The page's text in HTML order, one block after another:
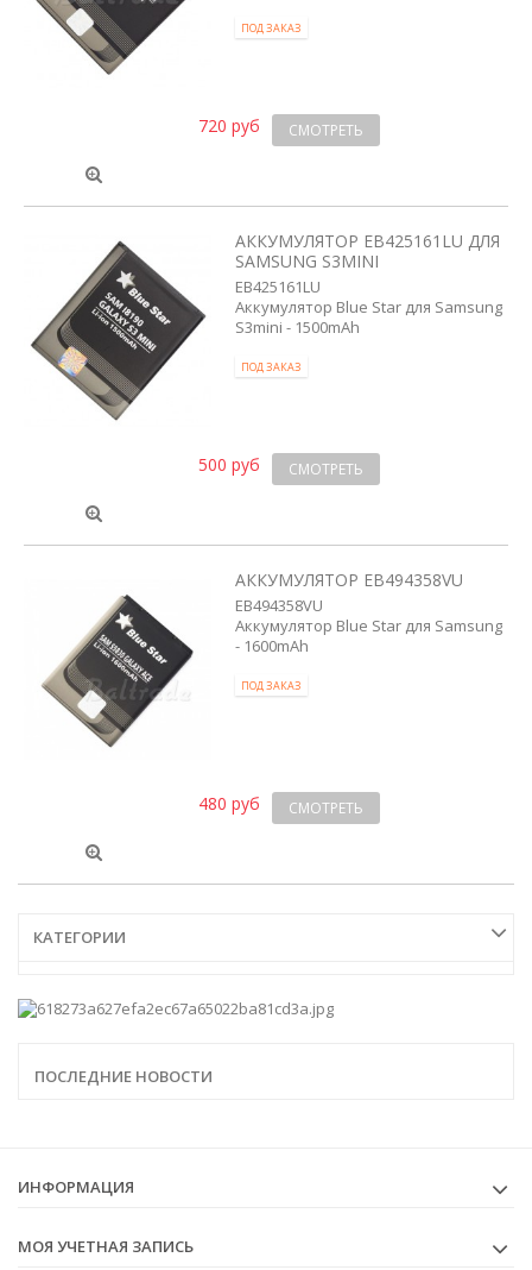
ПОД ЗАКАЗ
720 руб СМОТРЕТЬ
АККУМУЛЯТОР EB425161LU ДЛЯ
SAMSUNG S3MINI
EB425161LU
Аккумулятор Blue Star для Samsung
S3mini - 1500mAh
ПОД ЗАКАЗ
500 руб СМОТРЕТЬ
АККУМУЛЯТОР EB494358VU
EB494358VU
Аккумулятор Blue Star для Samsung
- 1600mAh
ПОД ЗАКАЗ
480 руб СМОТРЕТЬ
КАТЕГОРИИ
ПОСЛЕДНИЕ НОВОСТИ
ИНФОРМАЦИЯ
МОЯ УЧЕТНАЯ ЗАПИСЬ